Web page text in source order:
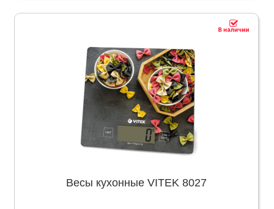
Весы кухонные VITEK 8027